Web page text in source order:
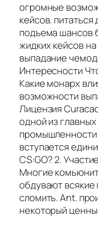
огромные
кейсов.
подъема шансов
жидких кейсов
выпадание
Интересности
Какие монарх
возможности
Лицензия
одной из
промышленности
вступается
CS:GO? 2.
Многие
обдувают всякие
сломить. Ant.
некоторый